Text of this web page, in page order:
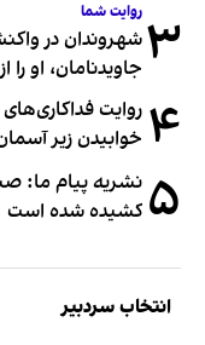
۳ روایت شما
شهروندان در
جاویدنامان، او را
۴ خوابیدن زیر
۵ نشریه پیام ما:
کشیده شده است
انتخاب سردبیر